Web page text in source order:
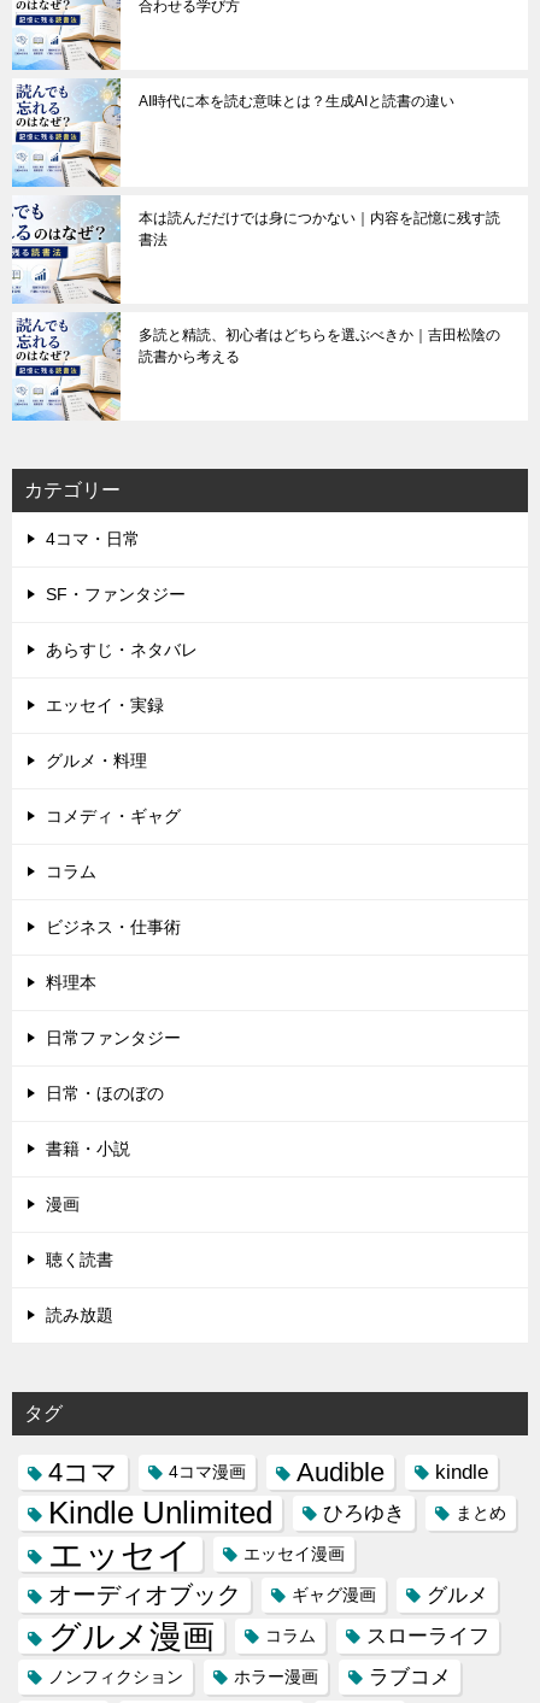
合わせる学び方
AI時代に本を読む意味とは？生成AIと読書の違い
本は読んだだけでは身につかない｜内容を記憶に残す読
書法
多読と精読、初心者はどちらを選ぶべきか｜吉田松陰の
読書から考える
カテゴリー
4コマ・日常
SF・ファンタジー
あらすじ・ネタバレ
エッセイ・実録
グルメ・料理
コメディ・ギャグ
コラム
ビジネス・仕事術
料理本
日常ファンタジー
日常・ほのぼの
書籍・小説
漫画
聴く読書
読み放題
タグ
4コマ 4コマ漫画 Audible kindle
Kindle Unlimited ひろゆき まとめ
エッセイ エッセイ漫画
オーディオブック ギャグ漫画 グルメ
グルメ漫画 コラム スローライフ
ノンフィクション ホラー漫画 ラブコメ